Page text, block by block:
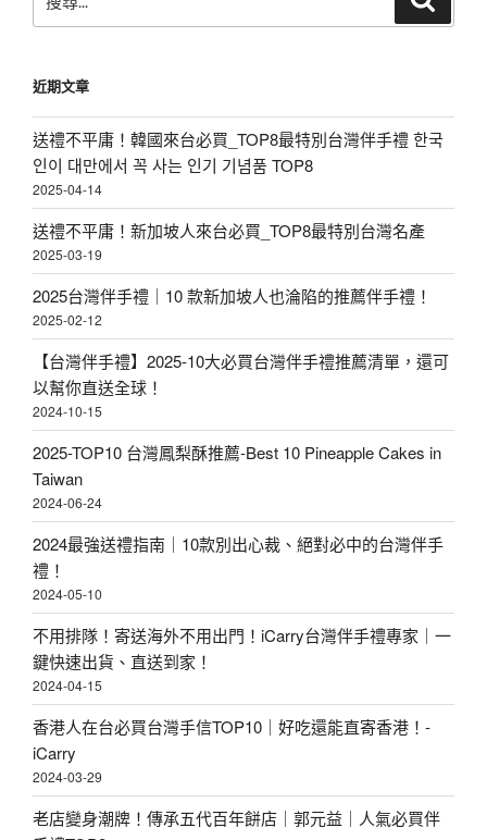
尋
字:
近期文章
送禮不平庸！韓國來台必買_TOP8最特別台灣伴手禮 한국
인이 대만에서 꼭 사는 인기 기념품 TOP8
2025-04-14
送禮不平庸！新加坡人來台必買_TOP8最特別台灣名產
2025-03-19
2025台灣伴手禮｜10 款新加坡人也淪陷的推薦伴手禮！
2025-02-12
【台灣伴手禮】2025-10大必買台灣伴手禮推薦清單，還可
以幫你直送全球！
2024-10-15
2025-TOP10 台灣鳳梨酥推薦-Best 10 Pineapple Cakes in
Taiwan
2024-06-24
2024最強送禮指南｜10款別出心裁、絕對必中的台灣伴手
禮！
2024-05-10
不用排隊！寄送海外不用出門！iCarry台灣伴手禮專家｜一
鍵快速出貨、直送到家！
2024-04-15
香港人在台必買台灣手信TOP10｜好吃還能直寄香港！-
iCarry
2024-03-29
老店變身潮牌！傳承五代百年餅店｜郭元益｜人氣必買伴